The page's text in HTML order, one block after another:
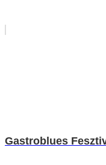
Gastroblues